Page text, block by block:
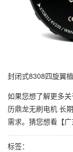
封闭式8308四旋翼
如果您想了解更多关
历鼎龙无刷电机 长
需求。猜您想看【
标签：